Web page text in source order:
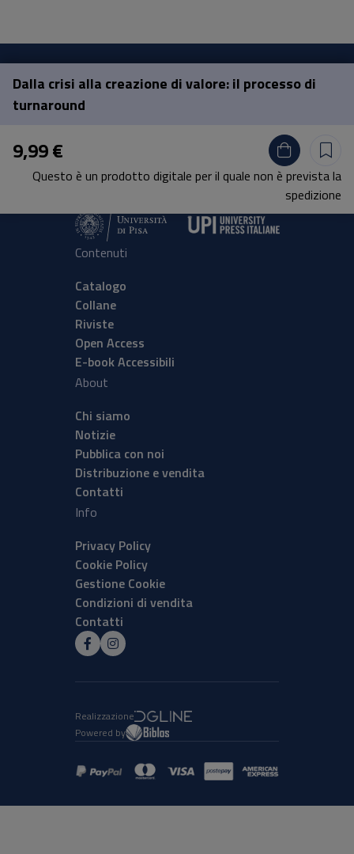
Dalla crisi alla creazione di valore: il processo di
turnaround
9,99 €
Questo è un prodotto digitale per il quale non è prevista la
spedizione
Pisa University Press
Lungarno Pacinotti 43/44 56126 Pisa
emailpress@unipi.it
Contenuti
Catalogo
Collane
Riviste
Open Access
E-book Accessibili
About
Chi siamo
Notizie
Pubblica con noi
Distribuzione e vendita
Contatti
Info
Privacy Policy
Cookie Policy
Gestione Cookie
Condizioni di vendita
Contatti
Realizzazione
Powered by